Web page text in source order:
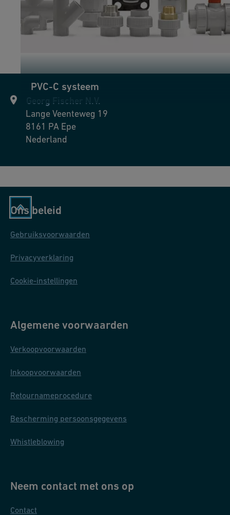
PVC-C systeem
Lange Veenteweg 19
8161 PA Epe
Nederland
Ons beleid
Gebruiksvoorwaarden
Privacyverklaring
Cookie-instellingen
Algemene voorwaarden
Verkoopvoorwaarden
Inkoopvoorwaarden
Retournameprocedure
Bescherming persoonsgegevens
Whistleblowing
Neem contact met ons op
Contact